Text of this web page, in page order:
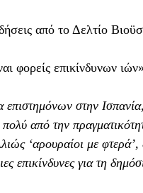
από το Δελτίο
φορείς επικίνδυνων
στην
πολύ από την
‘αρουραίοι με
επικίνδυνες για τη